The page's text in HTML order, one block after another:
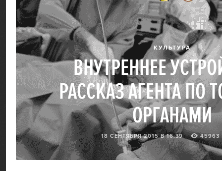
КУЛЬТУРА
ВНУТРЕННЕЕ
РАССКАЗ АГЕНТА ПО
ОРГАНАМИ
18 СЕНТЯБРЯ 2015 В 16:39 45963